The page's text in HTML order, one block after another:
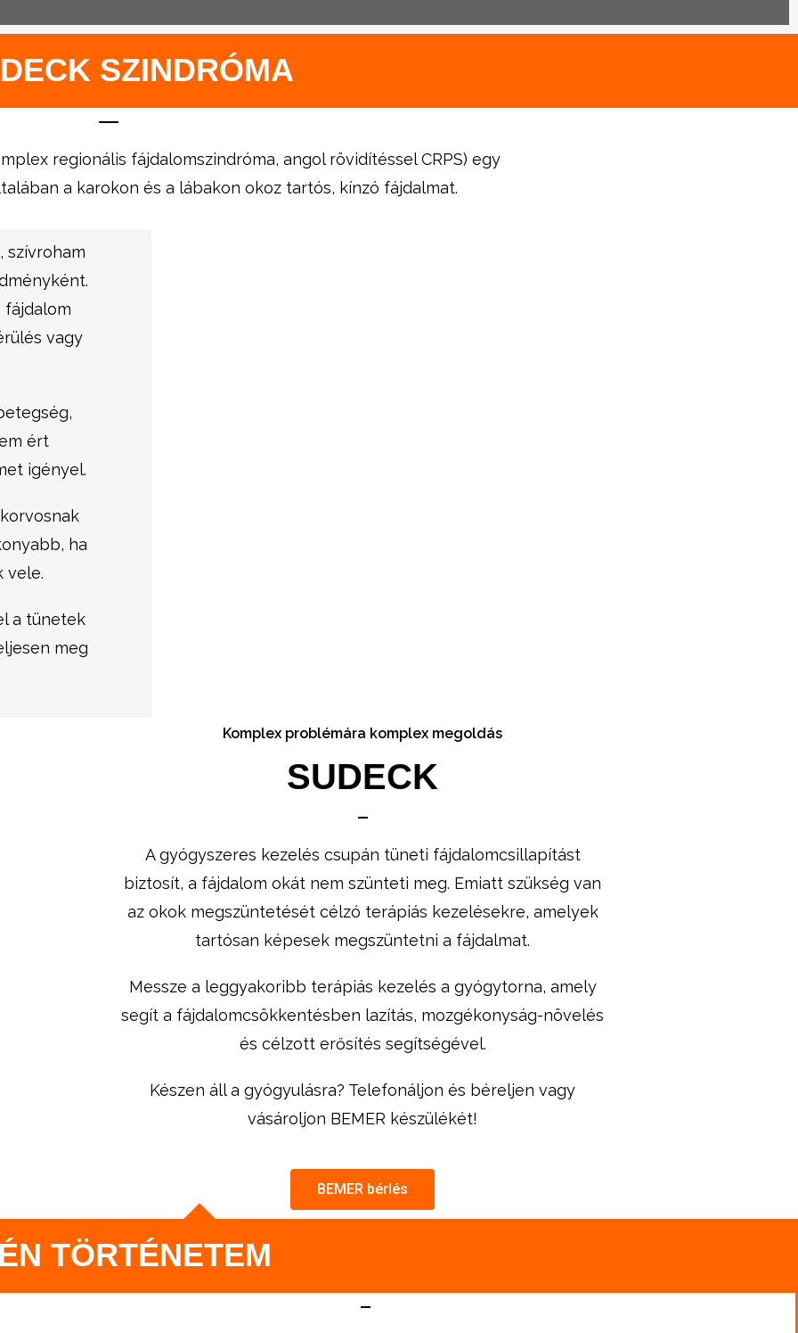
SZINDRÓMA
regionális fájdalomszindróma, angol rövidítéssel CRPS) egy
a karokon és a lábakon okoz tartós, kínzó fájdalmat.
szívroham
fájdalom
vagy
ért
igényel.
ha
vele.
a tünetek
meg
Komplex problémára komplex megoldás
SUDECK
A gyógyszeres kezelés csupán tüneti fájdalomcsillapítást
biztosít, a fájdalom okát nem szünteti meg. Emiatt szükség van
az okok megszüntetését célzó terápiás kezelésekre, amelyek
tartósan képesek megszüntetni a fájdalmat.
Messze a leggyakoribb terápiás kezelés a gyógytorna, amely
segít a fájdalomcsökkentésben lazítás, mozgékonyság-növelés
és célzott erősítés segítségével.
Készen áll a gyógyulásra? Telefonáljon és béreljen vagy
vásároljon BEMER készülékét!
BEMER bérlés
TÖRTÉNETEM